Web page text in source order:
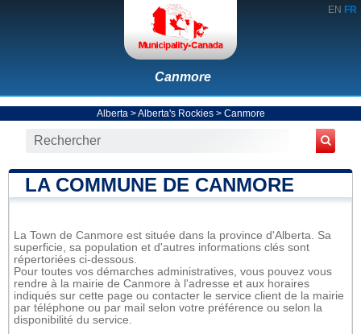
EN FR
Canmore
Alberta >Alberta's Rockies> Canmore
LA COMMUNE DE CANMORE
La Town de Canmore est située dans la province d'Alberta. Sa
superficie, sa population et d'autres informations clés sont
répertoriées ci-dessous.
Pour toutes vos démarches administratives, vous pouvez vous
rendre à la mairie de Canmore à l'adresse et aux horaires
indiqués sur cette page ou contacter le service client de la mairie
par téléphone ou par mail selon votre préférence ou selon la
disponibilité du service.